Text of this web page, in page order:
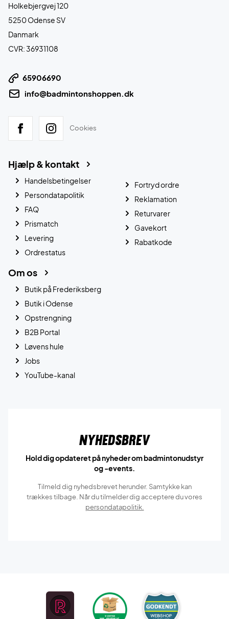
Holkebjergvej 120
5250 Odense SV
Danmark
CVR: 36931108
65906690
info@badmintonshoppen.dk
Cookies
Hjælp & kontakt
Handelsbetingelser
Persondatapolitik
FAQ
Prismatch
Levering
Ordrestatus
Fortryd ordre
Reklamation
Returvarer
Gavekort
Rabatkode
Om os
Butik på Frederiksberg
Butik i Odense
Opstrengning
B2B Portal
Løvens hule
Jobs
YouTube-kanal
Nyhedsbrev
Hold dig opdateret på nyheder om badmintonudstyr
og -events.
Tilmeld dig nyhedsbrevet herunder. Samtykke kan
trækkes tilbage. Når du tilmelder dig acceptere du vores
persondatapolitik.